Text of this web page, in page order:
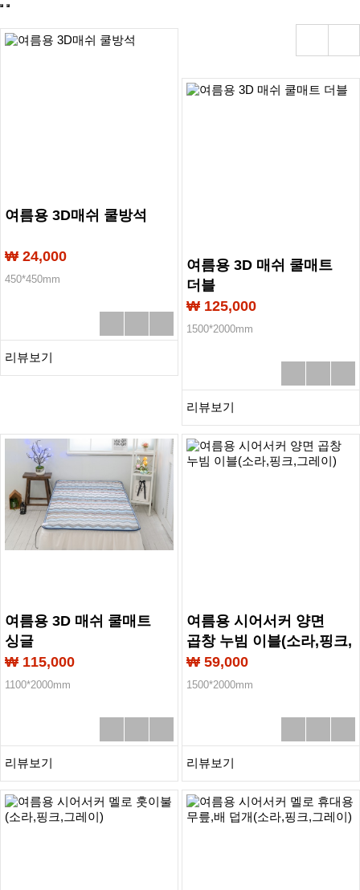
여름용 3D매쉬 쿨방석
₩ 24,000
450*450mm
리뷰보기
여름용 3D 매쉬 쿨매트
더블
₩ 125,000
1500*2000mm
리뷰보기
여름용 3D 매쉬 쿨매트
싱글
₩ 115,000
1100*2000mm
리뷰보기
여름용 시어서커 양면
곱창 누빔 이블(소라,핑크,
그레이)
₩ 59,000
1500*2000mm
리뷰보기